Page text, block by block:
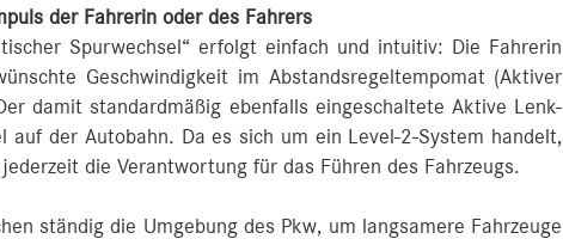
der Fahrerin oder des Fahrers
Spurwechsel“ erfolgt einfach und intuitiv: Die Fahrerin
Geschwindigkeit im Abstandsregeltempomat (Aktiver
damit standardmäßig ebenfalls eingeschaltete Aktive Lenk-
auf der Autobahn. Da es sich um ein Level-2-System handelt,
die Verantwortung für das Führen des Fahrzeugs.
ständig die Umgebung des Pkw, um langsamere Fahrzeuge